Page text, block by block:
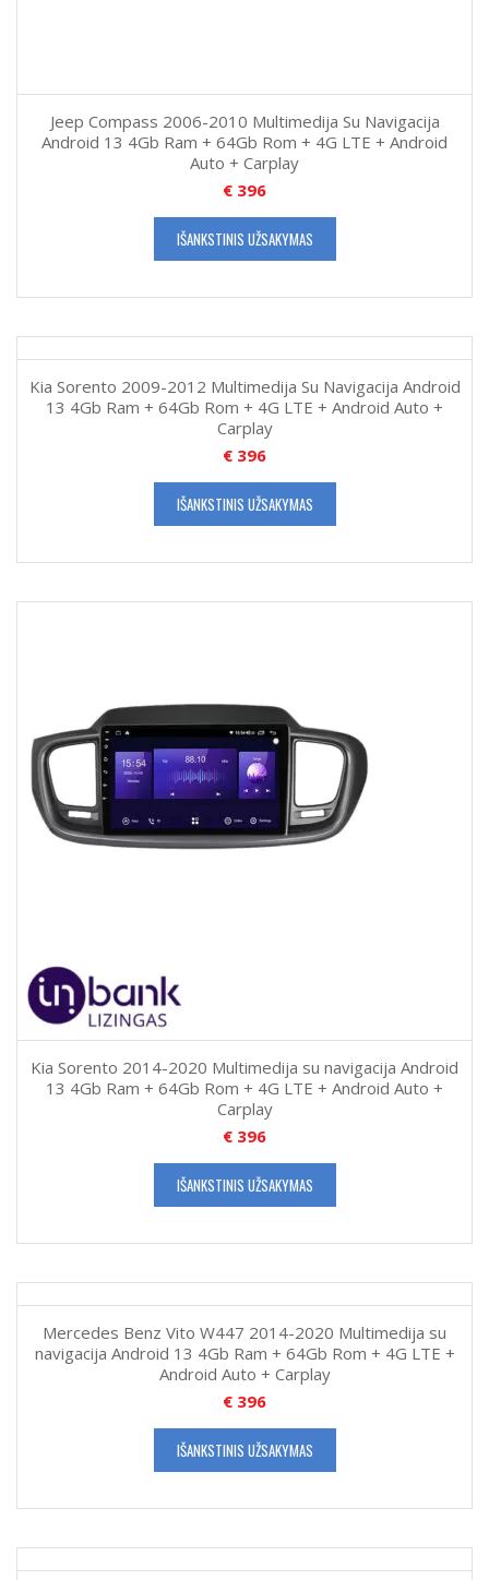
Jeep Compass 2006-2010 Multimedija Su Navigacija
Android 13 4Gb Ram + 64Gb Rom + 4G LTE + Android
Auto + Carplay
€ 396
IŠANKSTINIS UŽSAKYMAS
Kia Sorento 2009-2012 Multimedija Su Navigacija Android
13 4Gb Ram + 64Gb Rom + 4G LTE + Android Auto +
Carplay
€ 396
IŠANKSTINIS UŽSAKYMAS
Kia Sorento 2014-2020 Multimedija su navigacija Android
13 4Gb Ram + 64Gb Rom + 4G LTE + Android Auto +
Carplay
€ 396
IŠANKSTINIS UŽSAKYMAS
Mercedes Benz Vito W447 2014-2020 Multimedija su
navigacija Android 13 4Gb Ram + 64Gb Rom + 4G LTE +
Android Auto + Carplay
€ 396
IŠANKSTINIS UŽSAKYMAS